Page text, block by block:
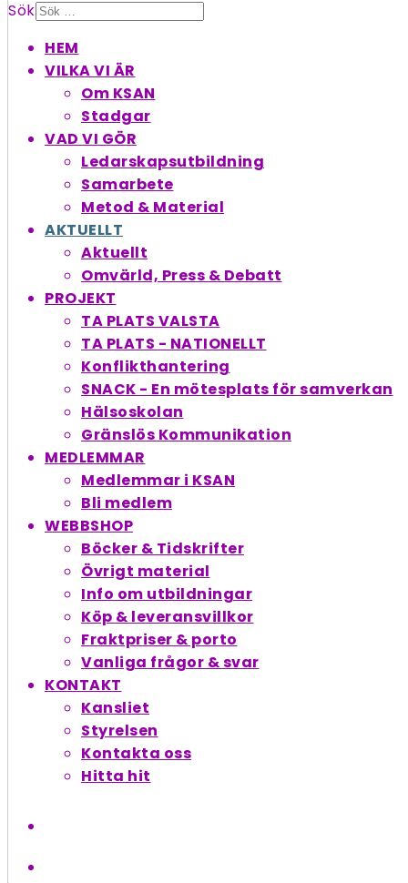
Sök
HEM
VILKA VI ÄR
Om KSAN
Stadgar
VAD VI GÖR
Ledarskapsutbildning
Samarbete
Metod & Material
AKTUELLT
Aktuellt
Omvärld, Press & Debatt
PROJEKT
TA PLATS VALSTA
TA PLATS - NATIONELLT
Konflikthantering
SNACK - En möte­splats för samverkan
Hälsoskolan
Gränslös Kommunikation
MEDLEMMAR
Medlemmar i KSAN
Bli medlem
WEBBSHOP
Böcker & Tidskrifter
Övrigt material
Info om utbildningar
Köp & leveransvillkor
Fraktpriser & porto
Vanliga frågor & svar
KONTAKT
Kansliet
Styrelsen
Kontakta oss
Hitta hit